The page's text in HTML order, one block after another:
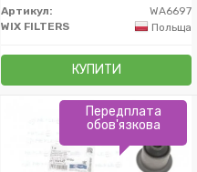
Артикул:
WA6697
WIX FILTERS
Польща
КУПИТИ
Передплата
обов'язкова